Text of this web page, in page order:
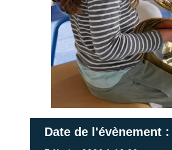
Date de l'évènement :